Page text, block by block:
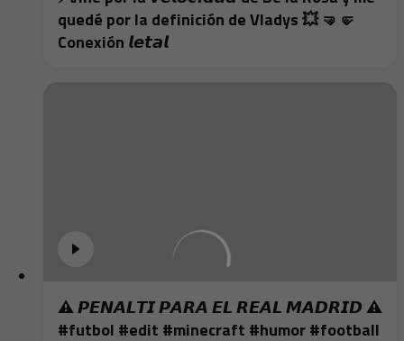
quedé por la definición de Vladys 💥 🤜🤛
Conexión 𝙡𝙚𝙩𝙖𝙡
⚠️ 𝙋𝙀𝙉𝘼𝙇𝙏𝙄 𝙋𝘼𝙍𝘼 𝙀𝙇 𝙍𝙀𝘼𝙇 𝙈𝘼𝘿𝙍𝙄𝘿 ⚠️
#futbol #edit #minecraft #humor #football